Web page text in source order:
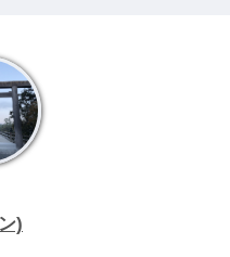
)